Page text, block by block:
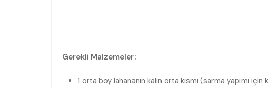
Gerekli Malzemeler:
1 orta boy lahananın kalın orta kısmı (sarma yapımı için